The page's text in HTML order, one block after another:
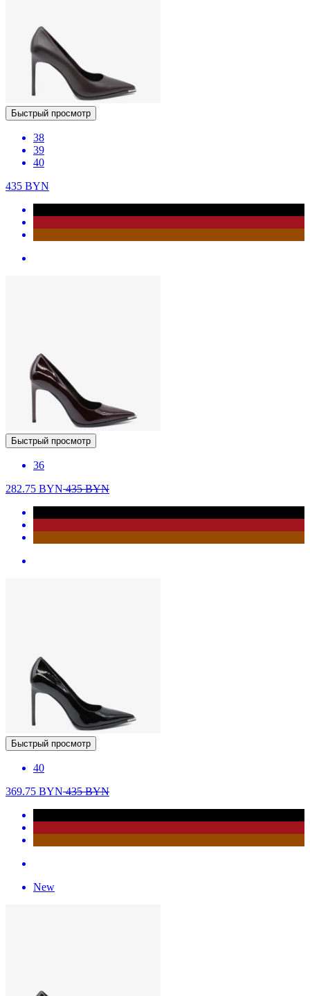
Быстрый просмотр
38
39
40
435 BYN
Быстрый просмотр
36
282.75 BYN435BYN
Быстрый просмотр
40
369.75 BYN435BYN
New